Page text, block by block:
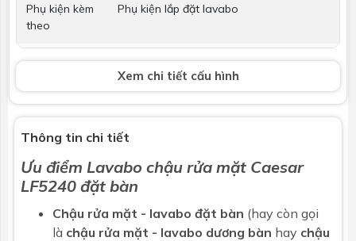
Phụ kiện kèm
theo
Phụ kiện lắp đặt lavabo
Vòi lavabo Không bao gồm
Bộ xả Không bao gồm
Kích thước 470 x 470 x 175 mm
Bảo hành Nhấp để xem chính sách bảo hành
Xem chi tiết cấu hình
Thông tin chi tiết
Ưu điểm Lavabo chậu rửa mặt Caesar
LF5240 đặt bàn
Chậu rửa mặt - lavabo đặt bàn (hay còn gọi
là chậu rửa mặt - lavabo dương bàn hay chậu